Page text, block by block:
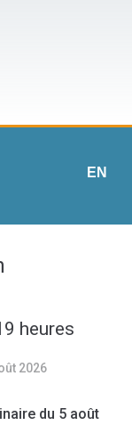
EN
heures
2026
du 5 août